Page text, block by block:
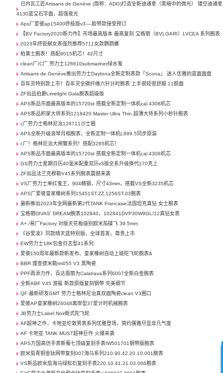
日内瓦工匠Artisans de Genève (简称：ADG)打造全新迪通拿（黑暗中的微光） 镂空迪通拿
4130蓝宝石字面，超强夜光
Aps厂爱彼ap15400终极版v3----胶带款接受预订
【BV Factory2020新力作】市场最高版本 最高复刻 宝格丽（BVLGARI）LVCEA 系列腕表
2023年终钜献女表强烈推荐5711女款鹦鹉螺
柏莱士腕表！搭配9015机芯！42尺寸
clean厂/C厂 劳力士126610submariner绿水鬼
Artisans de Genève推出劳力士Daytona全新定制表款「Scona」 迷人优雅的蓝面面盘
百年灵特别款上市！百年灵全碳纤维六针计时腕表 上手很轻很舒服 11颜面
ZF出品伯爵Limelight Gala腕表超级版
APS新品市面最高版本的15720st 搭载全新定制一体机cal.4308机芯
APS新品积家大师系列1218420 Master Ultra Thin 超薄大师系列小秒针腕表
c厂劳力士格林尼治126711沙士圈
APS全新升级浪琴月相腕表，全新定制一体机L899.5同步原装
c厂！格林尼治大闸蟹系列！搭配3285机芯！
APS新品市面最高版本的15720st 搭载全新定制一体机cal.4308机芯
GS劳力士星期日历40毫米配重双历v3版全系升级换代170克上
ZF出品法兰克穆勒V45系列腕表震撼来袭
VS厂劳力士单红鬼王，904精钢，尺寸43mm，搭载VS全新3235机芯
APS厂爱彼皇家橡树系列15451ST.ZZ.1256ST.03腕表
最新推出2023年全网最新第2代TANK Francaise法国坦克真钻 女士腕表
宝格丽DIVAS' DREAM腕表102840，102841DVP30W9GL/12真钻女表
A+ /易厂Factory 对版天花板级别欧米茄碟飞 39.5mm
《谷爱凌》同款晴天蓝特别版，全球首发，尊贵上市
EW劳力士18K包金日志型41系列
爱彼150周年最新款新发布、皇家橡树自动上链陀飞轮腕表&
BBR 理查德米勒rm055 V3 黑陶瓷
PPF再添力作，百达翡丽为Calatrava系列6007全新白金腕表
全新ABF V45 游艇 新款原版复刻钢带 完美细节
QF 最新研发GMT 劳力士格林尼治真双面陶瓷clean V3圈口
爱彼AP皇家橡树26048离岸型37爱计时机械腕表
JB劳力士Label Noir蚝式陀飞轮
AF超神之作，卡地亚伦敦男表系列优雅登场，简约儒雅尽显非凡气度
AF 卡地亚 TANK MUST超神巨作 火爆来袭
APS万国高仿手表新葡七顶级复刻手表IW501701钢带版腕表
欧米茄青铜金钛网带复刻007海马系列210.90.42.20.10.001腕表
VS新品欧米茄海马绿松石复刻手表220.10.41.21.03.006腕表